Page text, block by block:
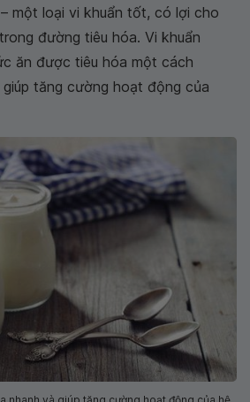
một loại vi khuẩn tốt, có lợi cho
đường tiêu hóa. Vi khuẩn
ăn được tiêu hóa một cách
tăng cường hoạt động của